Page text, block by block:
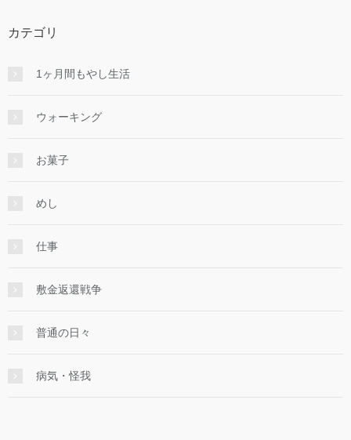
カテゴリ
1ヶ月間もやし生活
ウォーキング
お菓子
めし
仕事
敷金返還戦争
普通の日々
病気・怪我